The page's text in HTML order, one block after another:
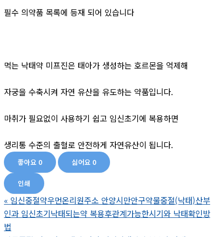
필수 의약품 목록에 등재 되어 있습니다
먹는 낙태약 미프진은 태아가 생성하는 호르몬을 억제해
자궁을 수축시켜 자연 유산을 유도하는 약품입니다.
마취가 필요없이 사용하기 쉽고 임신초기에 복용하면
생리통 수준의 출혈로 안전하게 자연유산이 됩니다.
좋아요 0 싫어요 0
인쇄
« 임신중절약우먼온리원주소 안양시만안구약물중절(낙태)산부
인과 임신초기낙태되는약 복용후관계가능한시기와 낙태확인방
법